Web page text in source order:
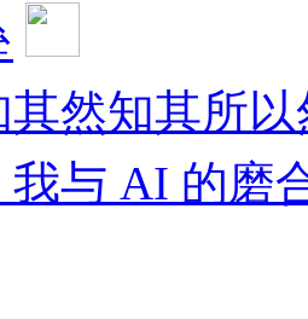
其然知其所以
我与 AI 的磨